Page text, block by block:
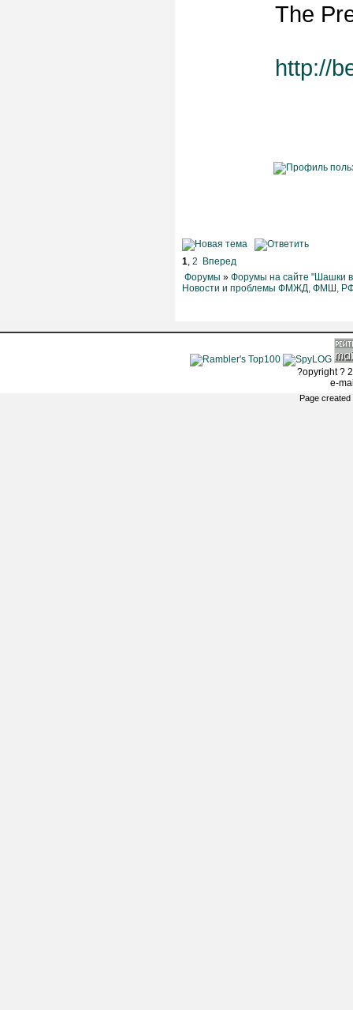
The
http://
1, 2
Вперед
Форумы » Форумы на сайте "Шашки в
Новости и проблемы ФМЖД, ФМШ,
?opyright ?
e-
Page